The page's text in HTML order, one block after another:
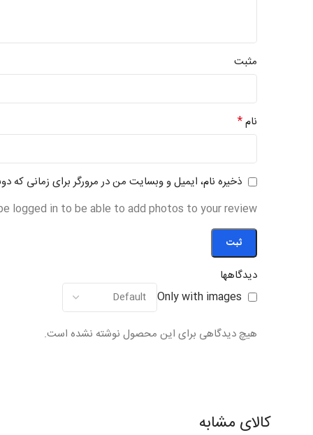
دیدگاهها
Only with images
هیچ دیدگاهی برای این محصول نوشته نشده است.
مثبت
نام*
ذخیره نام، ایمیل و وبسایت من در مرورگر برای زمانی که
logged in to be able to add photos to your review.
کالای مشابه